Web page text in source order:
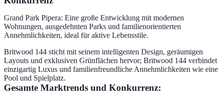
Grand Park Pipera: Eine große Entwicklung mit modernen
Wohnungen, ausgedehnten Parks und familienorientierten
Annehmlichkeiten, ideal für aktive Lebensstile.
Britwood 144 sticht mit seinem intelligenten Design, geräumigen
Layouts und exklusiven Grünflächen hervor; Britwood 144 verbindet
einzigartig Luxus und familienfreundliche Annehmlichkeiten wie
Pool und Spielplatz.
Gesamte Marktrends und Konkurrenz: